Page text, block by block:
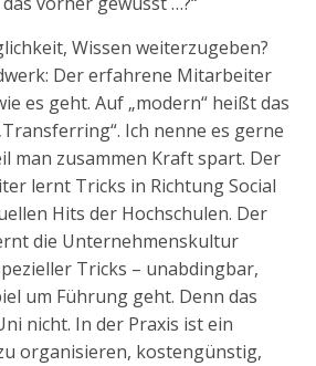
Wissen weiterzugeben?
Der erfahrene Mitarbeiter
es geht. Auf „modern“ heißt das
Ich nenne es gerne
man zusammen Kraft spart. Der
lernt Tricks in Richtung Social
Hits der Hochschulen. Der
die Unternehmenskultur
Tricks – unabdingbar,
um Führung geht. Denn das
nicht. In der Praxis ist ein
organisieren, kostengünstig,